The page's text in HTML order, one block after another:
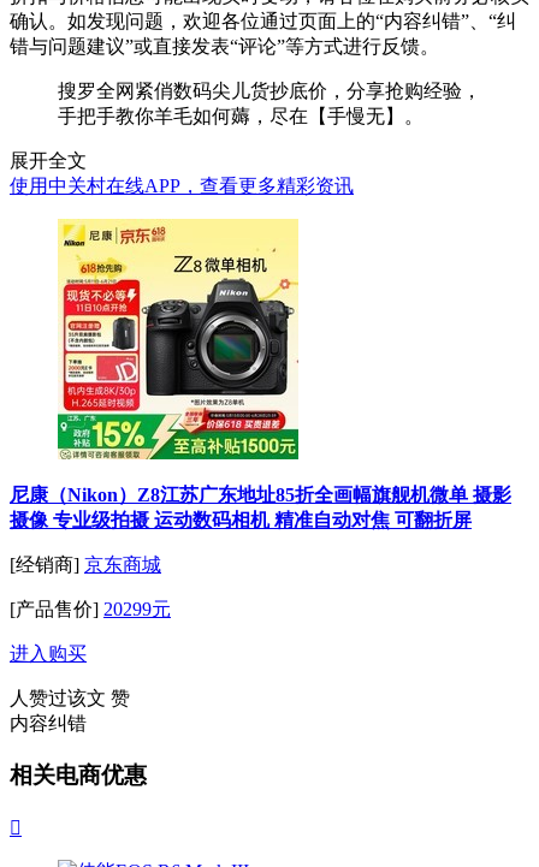
确认。如发现问题，欢迎各位通过页面上的“内容纠错”、“纠
错与问题建议”或直接发表“评论”等方式进行反馈。
搜罗全网紧俏数码尖儿货抄底价，分享抢购经验，
手把手教你羊毛如何薅，尽在【手慢无】。
展开全文
使用中关村在线APP，查看更多精彩资讯
尼康（Nikon）Z8江苏广东地址85折全画幅旗舰机微单 摄影
摄像 专业级拍摄 运动数码相机 精准自动对焦 可翻折屏
[经销商] 京东商城
[产品售价] 20299元
进入购买
人赞过该文 赞
内容纠错
相关电商优惠
